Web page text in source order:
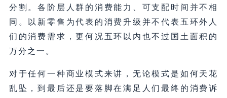
分割。各阶层人群的消费能力、可支配时间并不相
同。以新零售为代表的消费升级并不代表五环外人
们的消费需求，更何况五环以内也不过国土面积的
万分之一。
对于任何一种商业模式来讲，无论模式是如何天花
乱坠，到最后还是要落脚在满足人们最终的消费诉